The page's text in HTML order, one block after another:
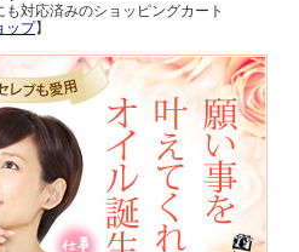
も対応済みのショッピングカート
ップ】